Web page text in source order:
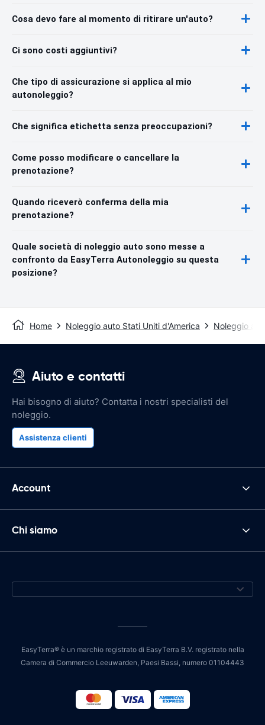
Cosa devo fare al momento di ritirare un'auto?
Ci sono costi aggiuntivi?
Che tipo di assicurazione si applica al mio
autonoleggio?
Che significa etichetta senza preoccupazioni?
Come posso modificare o cancellare la
prenotazione?
Quando riceverò conferma della mia
prenotazione?
Quale società di noleggio auto sono messe a
confronto da EasyTerra Autonoleggio su questa
posizione?
Home Noleggio auto Stati Uniti d'America Noleggio
Aiuto e contatti
Hai bisogno di aiuto? Contatta i nostri specialisti del
noleggio.
Assistenza clienti
Account
Chi siamo
EasyTerra® è un marchio registrato di EasyTerra B.V. registrato nella
Camera di Commercio Leeuwarden, Paesi Bassi, numero 01104443